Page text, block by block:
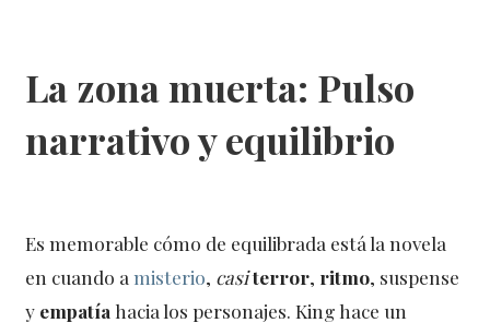
La zona muerta: Pulso
narrativo y equilibrio
Es memorable cómo de equilibrada está la novela
en cuando amisterio, casiterror, ritmo, suspense
y empatía hacia los personajes. King hace un